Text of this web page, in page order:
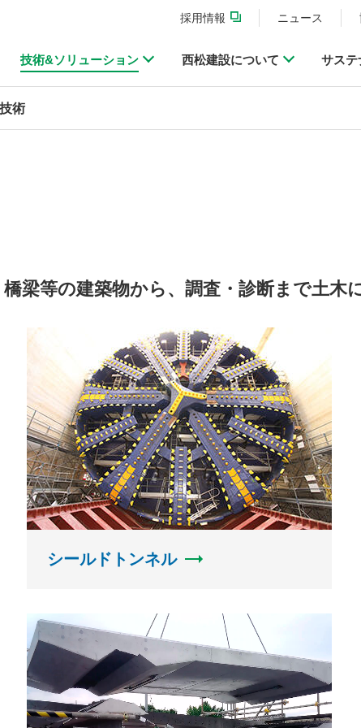
採用情報 ニュース
技術&ソリューション 西松建設について サステ
術
梁等の建築物から、調査・診断まで土木
シールドトンネル